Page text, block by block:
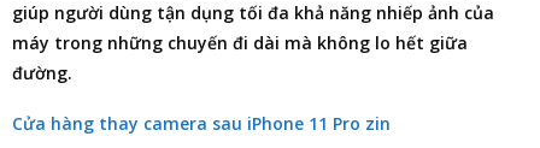
giúp người dùng tận dụng tối đa khả năng nhiếp ảnh của
máy trong những chuyến đi dài mà không lo hết giữa
đường.
Cửa hàng thay camera sau iPhone 11 Pro zin